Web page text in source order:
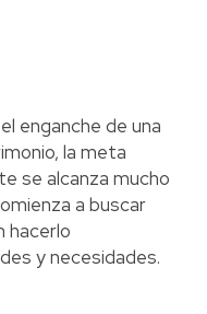
enganche de una
la meta
se alcanza mucho
a buscar
hacerlo
y necesidades.